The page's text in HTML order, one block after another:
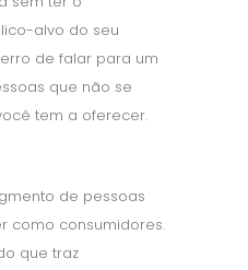
alvo do seu
de falar para um
que não se
tem a oferecer.
de pessoas
como consumidores.
que traz